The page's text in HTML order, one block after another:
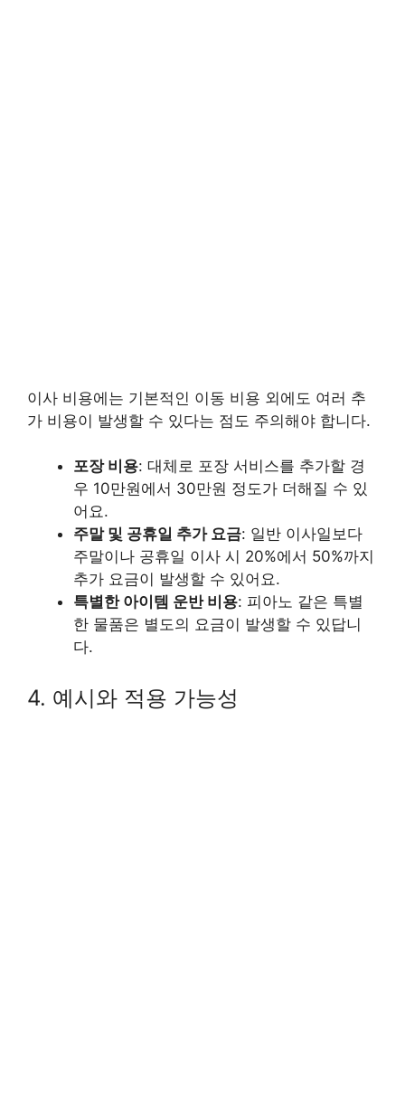
이사 비용에는 기본적인 이동 비용 외에도 여러 추
가 비용이 발생할 수 있다는 점도 주의해야 합니다.
포장 비용: 대체로 포장 서비스를 추가할 경
우 10만원에서 30만원 정도가 더해질 수 있
어요.
주말 및 공휴일 추가 요금: 일반 이사일보다
주말이나 공휴일 이사 시 20%에서 50%까지
추가 요금이 발생할 수 있어요.
특별한 아이템 운반 비용: 피아노 같은 특별
한 물품은 별도의 요금이 발생할 수 있답니
다.
4. 예시와 적용 가능성